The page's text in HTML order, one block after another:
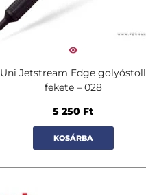
Uni Jetstream Edge golyóstoll
fekete – 028
5 250 Ft
KOSÁRBA